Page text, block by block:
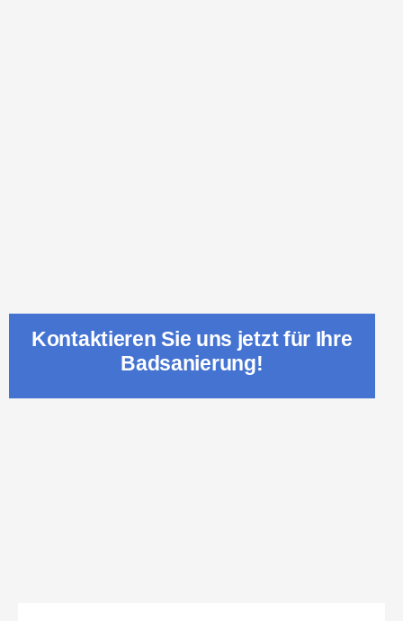
Kontaktieren Sie uns jetzt für Ihre
Badsanierung!